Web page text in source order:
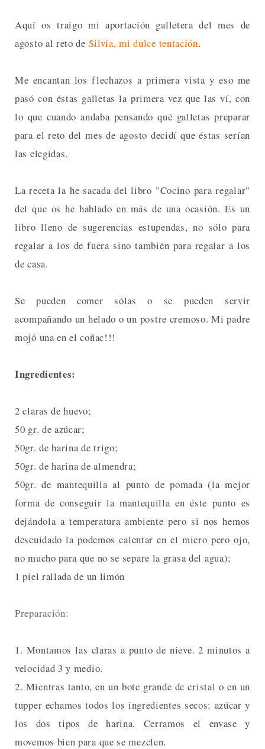
Aquí os traigo mi aportación galletera del mes de
agosto al reto de Silvia, mi dulce tentación.
Me encantan los flechazos a primera vista y eso me
pasó con éstas galletas la primera vez que las ví, con
lo que cuando andaba pensando qué galletas preparar
para el reto del mes de agosto decidí que éstas serían
las elegidas.
La receta la he sacada del libro "Cocino para regalar"
del que os he hablado en más de una ocasión. Es un
libro lleno de sugerencias estupendas, no sólo para
regalar a los de fuera sino también para regalar a los
de casa.
Se pueden comer sólas o se pueden servir
acompañando un helado o un postre cremoso. Mi padre
mojó una en el coñac!!!
Ingredientes:
2 claras de huevo;
50 gr. de azúcar;
50gr. de harina de trigo;
50gr. de harina de almendra;
50gr. de mantequilla al punto de pomada (la mejor
forma de conseguir la mantequilla en éste punto es
dejándola a temperatura ambiente pero si nos hemos
descuidado la podemos calentar en el micro pero ojo,
no mucho para que no se separe la grasa del agua);
1 piel rallada de un limón
Preparación:
1. Montamos las claras a punto de nieve. 2 minutos a
velocidad 3 y medio.
2. Mientras tanto, en un bote grande de cristal o en un
tupper echamos todos los ingredientes secos: azúcar y
los dos tipos de harina. Cerramos el envase y
movemos bien para que se mezclen.